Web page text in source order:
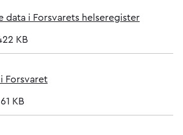
data i Forsvarets helseregister
KB
Forsvaret
KB